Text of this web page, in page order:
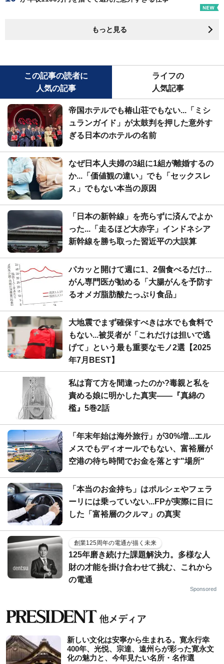
もっと見る
この記事の読者に
人気の記事
ライフの
人気記事
帝国ホテルでも椿山荘でもない...「ミシ
ュランガイド」が太鼓判を押した意外す
ぎる日本のホテルの名前
なぜ日本人夫婦の3組に1組が離婚するの
か...「価値観の違い」でも「セックスレ
ス」でもない本当の原因
「日本の新幹線」を売らずに済んでよか
った...「走るほど大赤字」インドネシア
新幹線を勝ち取った習近平の大誤算
パカッと開けて週に1、2個食べるだけ...
がん専門医が勧める「大腸がんを予防す
るオメガ脂肪酸たっぷり食品」
大地震でまず確保すべきは水でも食料で
もない...被災者が「これだけは担いで逃
げて」という最も重要なモノ2選【2025
年7月BEST】
私は育て方を間違ったのか?毒親と私を
責める娘に明かした真実――『真綿の
檻』5巻2話
「年末年始は海外旅行」が30%増...エル
メスでもディオールでもない、富裕層が
空港の待ち時間でお金を落とす"場所"
「本当のお金持ち」はポルシェやフェラ
ーリには乗っていない...FPが実際に目に
した「富裕層のクルマ」の真実
創業125周年の電通が描く未来
125年磨き続けた課題解決力。多様な人
財の才能を掛け合わせて挑む、これから
の電通
Sponsored
新しい文化は安寧から生まれる。寛永行幸
400年、光悦、宗達、遠州らが彩った寛永文
化の魅力と、今年見たい名所・名作選